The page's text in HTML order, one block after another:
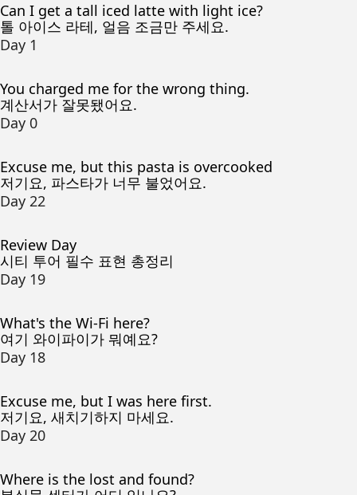
Can I get a tall iced latte with light ice?
톨 아이스 라테, 얼음 조금만 주세요.
Day 1
You charged me for the wrong thing.
계산서가 잘못됐어요.
Day 0
Excuse me, but this pasta is overcooked
저기요, 파스타가 너무 불었어요.
Day 22
Review Day
시티 투어 필수 표현 총정리
Day 19
What's the Wi-Fi here?
여기 와이파이가 뭐예요?
Day 18
Excuse me, but I was here first.
저기요, 새치기하지 마세요.
Day 20
Where is the lost and found?